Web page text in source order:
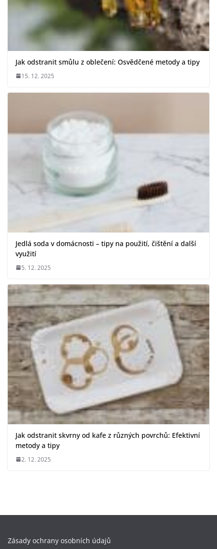
Jak odstranit smůlu z oblečení: Osvědčené metody a tipy
15. 12. 2025
Jedlá soda v domácnosti – tipy na použití, čištění a další
využití
5. 12. 2025
Jak odstranit skvrny od kafe z různých povrchů: Efektivní
metody a tipy
2. 12. 2025
Zásady ochrany osobních údajů